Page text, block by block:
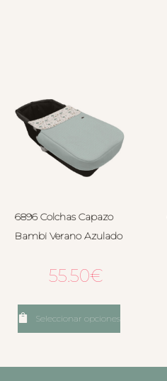
6896 Colchas Capazo
Bambi Verano Azulado
55.50€
Seleccionar opciones